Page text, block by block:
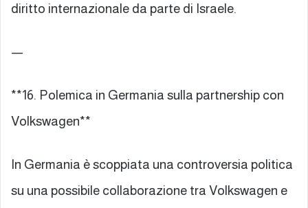
diritto internazionale da parte di Israele.
—
**16. Polemica in Germania sulla partnership con
Volkswagen**
In Germania è scoppiata una controversia politica
su una possibile collaborazione tra Volkswagen e